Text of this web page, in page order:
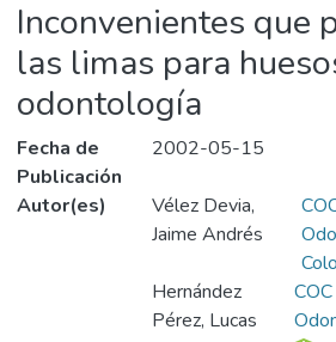
Inconvenientes que
las limas para
odontología
Fecha de
Publicación
2002-05-15
Autor(es)
Vélez Devia,
Jaime Andrés
Hernández
Pérez, Lucas